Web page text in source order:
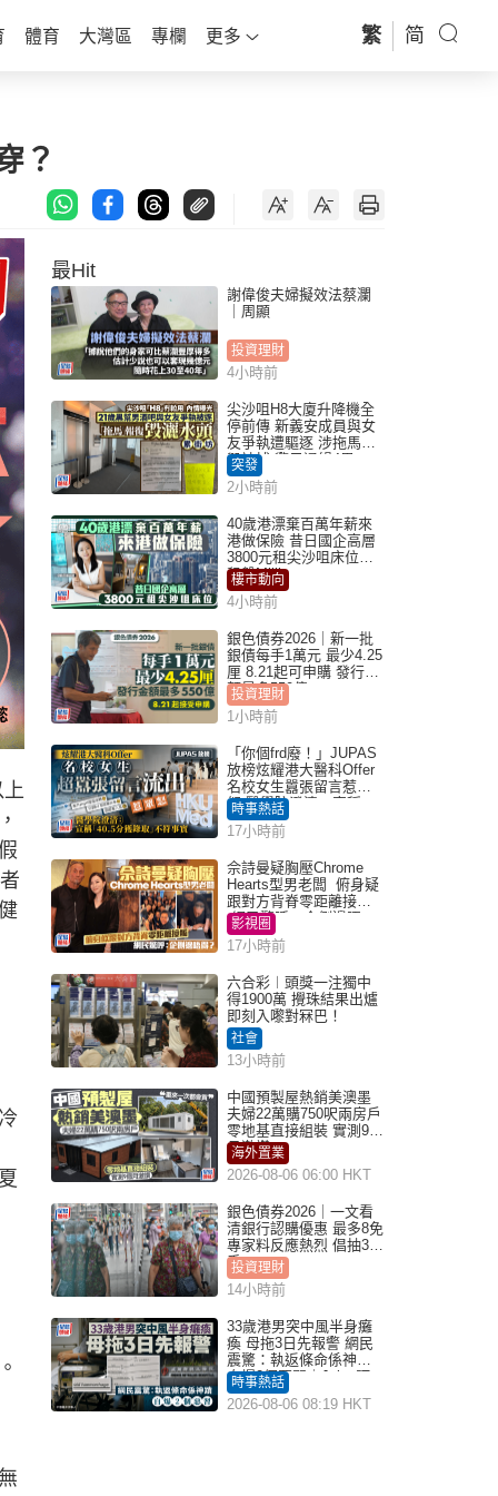
體育 大灣區 專欄 更多 繁 简
？
最Hit
謝偉俊夫婦擬效法蔡瀾
｜周顯
投資理財
4小時前
尖沙咀H8大廈升降機全
停前傳 新義安成員與女
友爭執遭驅逐 涉拖馬刑
毀被捕 警另通緝4男
突發
2小時前
40歲港漂棄百萬年薪來
港做保險 昔日國企高層
3800元租尖沙咀床位｜
租盤Million
樓市動向
4小時前
銀色債券2026｜新一批
銀債每手1萬元 最少4.25
厘 8.21起可申購 發行金
額最多550億
投資理財
1小時前
「你個frd廢！」JUPAS
放榜炫耀港大醫科Offer
名校女生囂張留言惹眾
怒 醫學院澄清：宣稱
「40.5分獲錄取」不符事
實｜Juicy叮
時事熱話
17小時前
佘詩曼疑胸壓Chrome
Hearts型男老闆 俯身疑
跟對方背脊零距離接觸
網民驚呼：企側邊唔
得？
影視圈
17小時前
六合彩︱頭獎一注獨中
得1900萬 攪珠結果出爐
即刻入嚟對冧巴！
社會
13小時前
中國預製屋熱銷美澳墨
夫婦22萬購750呎兩房戶
零地基直接組裝 實測9個
月激讚
海外置業
2026-08-06 06:00 HKT
銀色債券2026｜一文看
清銀行認購優惠 最多8免
專家料反應熱烈 倡抽30
手
投資理財
14小時前
33歲港男突中風半身癱
瘓 母拖3日先報警 網民
震驚：執返條命係神蹟
自爆2個惡習｜Juicy叮
時事熱話
2026-08-06 08:19 HKT